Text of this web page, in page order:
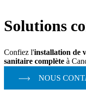
Solutions
Confiez l'installation de
sanitaire complète à
NOUS